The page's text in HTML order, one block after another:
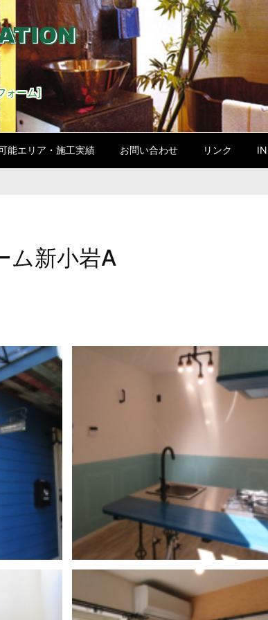
ォーム]
能エリア・施工実績 お問い合わせ リンク
ム新小岩A